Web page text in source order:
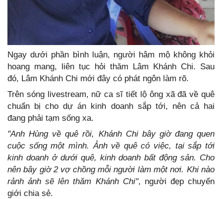
Ngay dưới phần bình luận, người hâm mộ không khỏi
hoang mang, liên tục hỏi thăm Lâm Khánh Chi. Sau
đó, Lâm Khánh Chi mới đây có phát ngôn làm rõ.
Trên sóng livestream, nữ ca sĩ tiết lộ ông xã đã về quê
chuẩn bị cho dự án kinh doanh sắp tới, nên cả hai
đang phải tạm sống xa.
"Anh Hùng về quê rồi, Khánh Chi bây giờ đang quen
cuộc sống một mình. Ảnh về quê có việc, tại sắp tới
kinh doanh ở dưới quê, kinh doanh bất động sản. Cho
nên bây giờ 2 vợ chồng mỗi người làm một nơi. Khi nào
rảnh ảnh sẽ lên thăm Khánh Chi", người đẹp chuyển
giới chia sẻ.